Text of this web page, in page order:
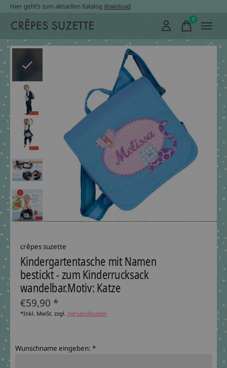
Hier geht’s zum aktuellen Katalog download
0items
crêpes suzette
Kindergartentasche mit Namen
bestickt - zum Kinderrucksack
wandelbar.Motiv: Katze
€59,90 *
*Inkl. MwSt. zzgl. Versandkosten
Wunschname eingeben: *